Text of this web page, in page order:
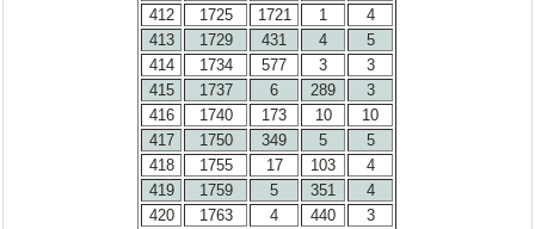
412
1725 1721 1
4
413
1729 431 4
5
414
1734 577 3
3
415
1737 6 289
3
416
1740 173 10
10
417
1750 349 5
5
418
1755 17 103
4
419
1759 5 351
4
420
1763 4 440 3